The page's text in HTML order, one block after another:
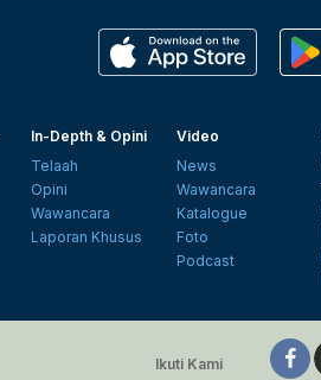
In-Depth & Opini
Telaah
Opini
Wawancara
Laporan Khusus
Video
News
Wawancara
Katalogue
Foto
Podcast
Ikuti Kami